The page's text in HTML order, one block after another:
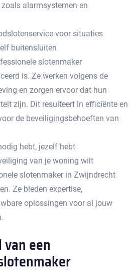
alarmsystemen en
voor situaties
buitensluiten
slotenmaker
is.​ Ze werken volgens de
en zorgen ervoor dat hun
zijn.​ Dit resulteert in efficiënte en
de beveiligingsbehoeften van
hebt, jezelf hebt
van je woning wilt
slotenmaker in Zwijndrecht
Ze bieden expertise,
oplossingen voor al jouw
een